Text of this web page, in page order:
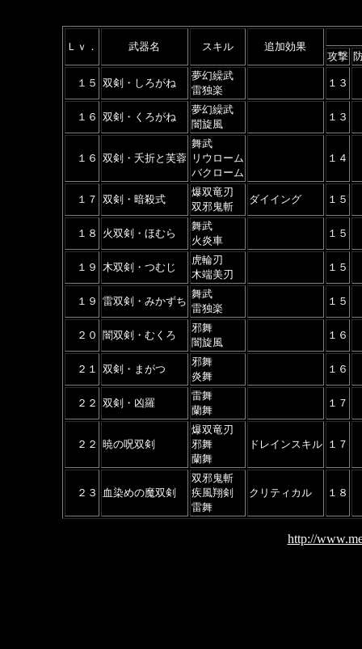
Ｌｖ． 武器名 スキル
追加効果
攻撃
１５ 双剣・しろがね
夢幻繰武
雷独楽
１３
１６ 双剣・くろがね
夢幻繰武
闇旋風
１３
１６ 双剣・夭折と芙蓉
舞武
リウローム
バクローム
１４
１７ 双剣・暗殺式
爆双竜刃
双邪鬼斬
ダイイング １５
１８ 火双剣・ほむら
舞武
火炎車
１５
１９ 木双剣・つむじ
虎輪刃
木端美刃
１５
１９ 雷双剣・みかずち
舞武
雷独楽
１５
２０ 闇双剣・むくろ
邪舞
闇旋風
１６
２１ 双剣・まがつ
邪舞
炎舞
１６
２２ 双剣・凶羅
雷舞
蘭舞
１７
２２ 暁の呪双剣
爆双竜刃
邪舞
蘭舞
ドレインスキル １７
２３ 血染めの魔双剣
双邪鬼斬
疾風翔剣
雷舞
クリティカル １８
http://